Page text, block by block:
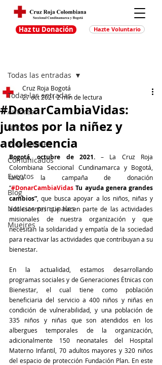
Haz tu Donación Hazte Voluntario
Todas las entradas
Autores
Noticias
Promociones
Comunicados
Eventos
Blog
Noticias principales
Muejres
Todas las entradas
#DonarCambiaVidas:
juntos por la niñez y
adolescencia
Cruz Roja Bogotá
27 oct 20212 min de lectura
Bogotá, octubre de 2021. – La Cruz Roja
Colombiana Seccional Cundinamarca y Bogotá,
lanza la campaña de donación
“#DonarCambiaVidas Tu ayuda genera grandes
cambios” , que busca apoyar a los niños, niñas y
adolescentes que hacen parte de las actividades
misionales de nuestra organización y que
necesitan la solidaridad y empatía de la sociedad
para reactivar las actividades que contribuyan a su
bienestar.
En la actualidad, estamos desarrollando
programas sociales y de Generaciones Étnicas con
Bienestar, el cual tiene como población
beneficiaria del servicio a 400 niños y niñas en
condición de vulnerabilidad, y una población de
335 niños y niñas que son atendidos en los
albergues temporales de la organización,
adicionalmente 150 neonatales del Hospital
Materno Infantil, 70 adultos mayores y 320 niños
del espacio de protección Fundación Plan. En este